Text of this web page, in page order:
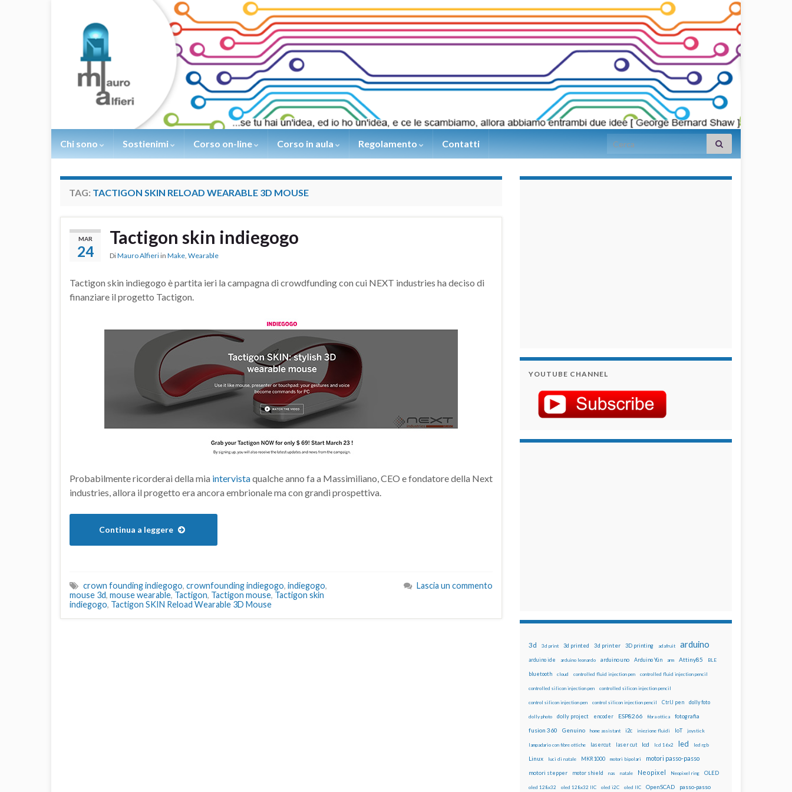
Chi sono Sostienimi Corso on-line Corso in aula Regolamento Contatti Search for:
TAG: TACTIGON SKIN RELOAD WEARABLE 3D MOUSE
MAR
24
Tactigon skin indiegogo
DiMauro Alfieri in Make, Wearable
Tactigon skin indiegogo è partita ieri la campagna di crowdfunding con cui NEXT industries ha deciso di
finanziare il progetto Tactigon.
Probabilmente ricorderai della mia intervistaqualche anno fa a Massimiliano, CEO e fondatore della Next
industries, allora il progetto era ancora embrionale ma con grandi prospettiva.
Continua a leggere
crown founding indiegogo, crownfounding indiegogo, indiegogo,
mouse 3d, mouse wearable, Tactigon, Tactigon mouse, Tactigon skin
indiegogo, Tactigon SKIN Reload Wearable 3D Mouse
Lascia un commento
YOUTUBE CHANNEL
3d 3d print 3d printed 3d printer 3D printing adafruit arduino
arduino ide arduino leonardo arduino uno Arduino Yún arm Attiny85 BLE
bluetooth cloud controlled fluid injection pen controlled fluid injection pencil
controlled silicon injection pen controlled silicon injection pencil
control silicon injection pen control silicon injection pencil CtrlJ pen dolly foto
dolly photo dolly project encoder ESP8266 fibra ottica fotografia
fusion 360 Genuino home assistant i2c iniezione fluidi IoT joystick
lampadario con fibre ottiche lasercut laser cut lcd lcd 16x2 led led rgb
Linux luci di natale MKR1000 motori bipolari motori passo-passo
motori stepper motor shield nas natale Neopixel Neopixel ring OLED
oled 128x32 oled 128x32 IIC oled i2C oled IIC OpenSCAD passo-passo